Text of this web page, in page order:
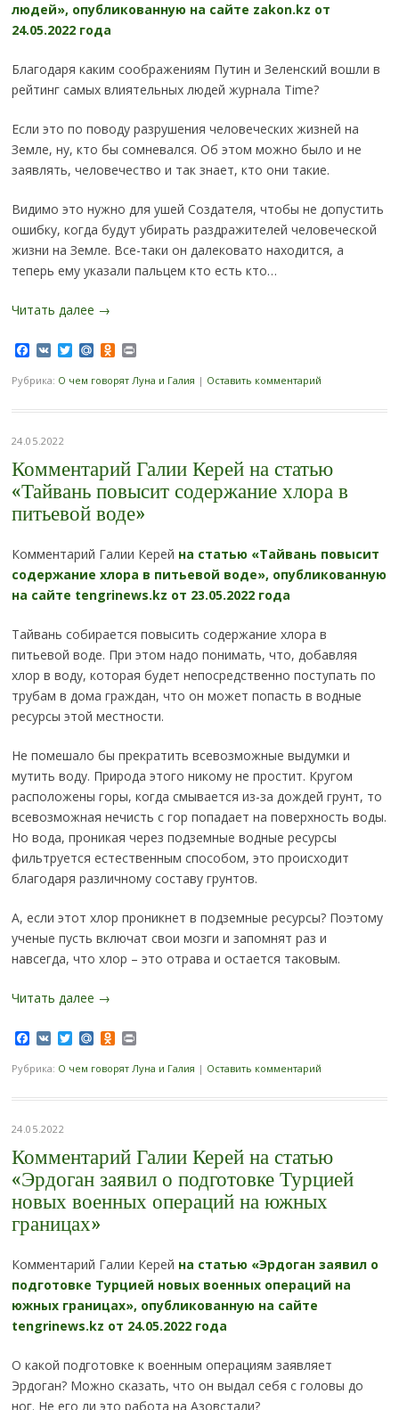
людей», опубликованную на сайте zakon.kz от
24.05.2022 года
Благодаря каким соображениям Путин и Зеленский вошли в
рейтинг самых влиятельных людей журнала Time?
Если это по поводу разрушения человеческих жизней на
Земле, ну, кто бы сомневался. Об этом можно было и не
заявлять, человечество и так знает, кто они такие.
Видимо это нужно для ушей Создателя, чтобы не допустить
ошибку, когда будут убирать раздражителей человеческой
жизни на Земле. Все-таки он далековато находится, а
теперь ему указали пальцем кто есть кто…
Читать далее →
Facebook
VKTwitterMail.RuOdnoklassniki
Print
Рубрика: О чем говорят Луна и Галия | Оставить комментарий
24.05.2022
Комментарий Галии Керей на статью
«Тайвань повысит содержание хлора в
питьевой воде»
Комментарий Галии Керей на статью «Тайвань повысит
содержание хлора в питьевой воде», опубликованную
на сайте tengrinews.kz от 23.05.2022 года
Тайвань собирается повысить содержание хлора в
питьевой воде. При этом надо понимать, что, добавляя
хлор в воду, которая будет непосредственно поступать по
трубам в дома граждан, что он может попасть в водные
ресурсы этой местности.
Не помешало бы прекратить всевозможные выдумки и
мутить воду. Природа этого никому не простит. Кругом
расположены горы, когда смывается из-за дождей грунт, то
всевозможная нечисть с гор попадает на поверхность воды.
Но вода, проникая через подземные водные ресурсы
фильтруется естественным способом, это происходит
благодаря различному составу грунтов.
А, если этот хлор проникнет в подземные ресурсы? Поэтому
ученые пусть включат свои мозги и запомнят раз и
навсегда, что хлор – это отрава и остается таковым.
Читать далее →
Facebook
VKTwitterMail.RuOdnoklassniki
Print
Рубрика: О чем говорят Луна и Галия | Оставить комментарий
24.05.2022
Комментарий Галии Керей на статью
«Эрдоган заявил о подготовке Турцией
новых военных операций на южных
границах»
Комментарий Галии Керей на статью «Эрдоган заявил о
подготовке Турцией новых военных операций на
южных границах», опубликованную на сайте
tengrinews.kz от 24.05.2022 года
О какой подготовке к военным операциям заявляет
Эрдоган? Можно сказать, что он выдал себя с головы до
ног. Не его ли это работа на Азовстали?